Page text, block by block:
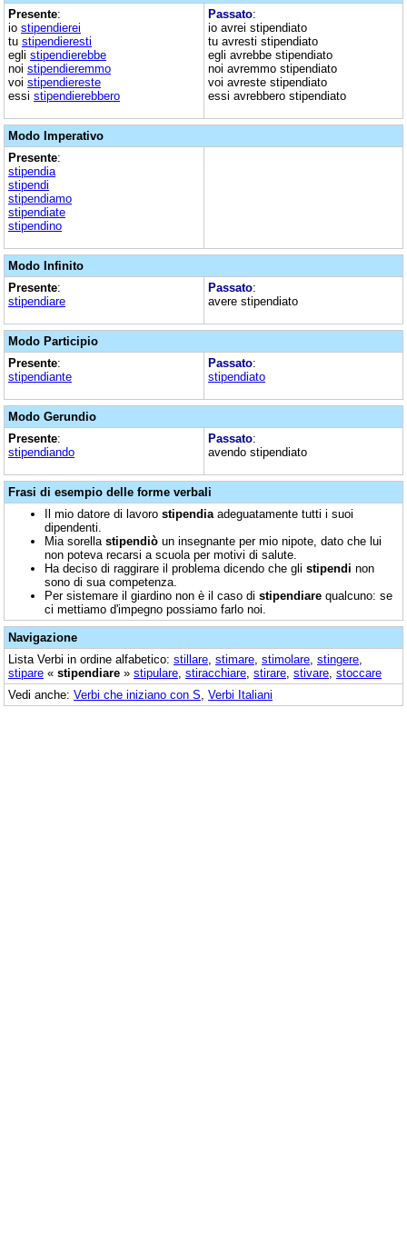
Presente:
io stipendierei
tu stipendieresti
egli stipendierebbe
noi stipendieremmo
voi stipendiereste
essi stipendierebbero
Passato:
io avrei stipendiato
tu avresti stipendiato
egli avrebbe stipendiato
noi avremmo stipendiato
voi avreste stipendiato
essi avrebbero stipendiato
Modo Imperativo
Presente:
stipendia
stipendi
stipendiamo
stipendiate
stipendino
Modo Infinito
Presente:
stipendiare
Passato:
avere stipendiato
Modo Participio
Presente:
stipendiante
Passato:
stipendiato
Modo Gerundio
Presente:
stipendiando
Passato:
avendo stipendiato
Frasi di esempio delle forme verbali
Il mio datore di lavoro stipendia adeguatamente tutti i suoi
dipendenti.
Mia sorella stipendiò un insegnante per mio nipote, dato che lui
non poteva recarsi a scuola per motivi di salute.
Ha deciso di raggirare il problema dicendo che gli stipendi non
sono di sua competenza.
Per sistemare il giardino non è il caso di stipendiare qualcuno: se
ci mettiamo d'impegno possiamo farlo noi.
Navigazione
Lista Verbi in ordine alfabetico: stillare stimare stimolare stingere
stipare « stipendiare » stipulare stiracchiare stirare stivare stoccare
Vedi anche: Verbi che iniziano con S Verbi Italiani